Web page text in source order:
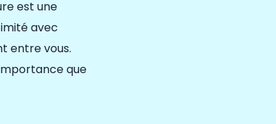
est une
avec
entre vous.
que